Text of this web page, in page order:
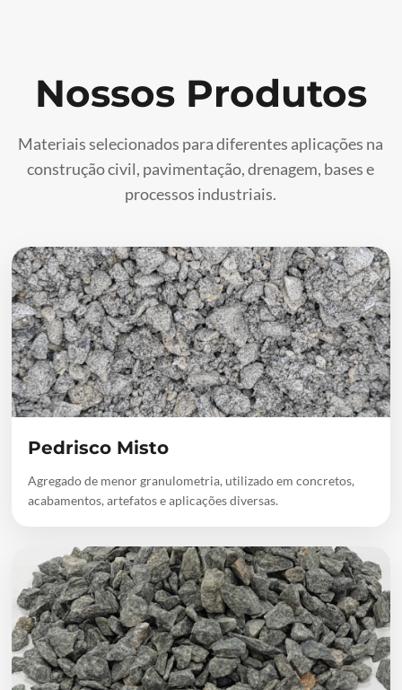
Nossos Produtos
Materiais selecionados para diferentes aplicações na
construção civil, pavimentação, drenagem, bases e
processos industriais.
Pedrisco Misto
Agregado de menor granulometria, utilizado em concretos,
acabamentos, artefatos e aplicações diversas.